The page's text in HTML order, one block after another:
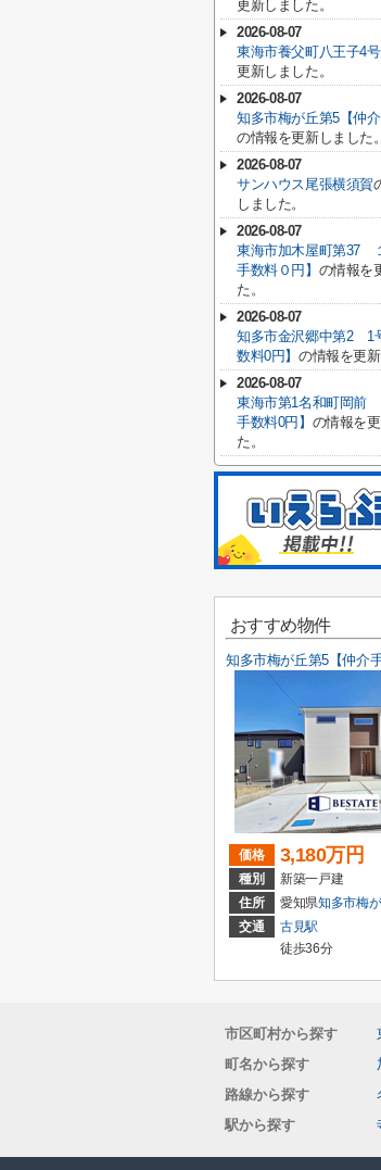
更新しました。
2026-08-07
東海市養父町八王子4
更新しました。
2026-08-07
知多市梅が丘第5【仲介
の情報を更新しました。
2026-08-07
サンハウス尾張横須賀
しました。
2026-08-07
東海市加木屋町第37
手数料０円】 の情報を
た。
2026-08-07
知多市金沢郷中第2 1
数料0円】の情報を更新
2026-08-07
東海市第1名和町岡前
手数料0円】 の情報を
た。
おすすめ物件
知多市梅が丘第5【仲介
価格 3,180万円
種別
新築一戸建
住所
愛知県知多市梅
交通
古見駅
徒歩36分
市区町村から探す
町名から探す
路線から探す
駅から探す